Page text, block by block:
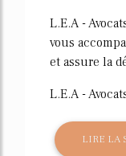
L.E.A -
vous
et assure la
L.E.A -
LIRE LA